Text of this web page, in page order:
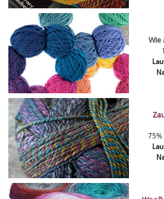
Wie
75%